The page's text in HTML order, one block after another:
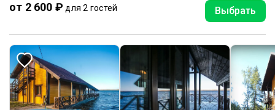
от 2 600 ₽ для 2 гостей Выбрать